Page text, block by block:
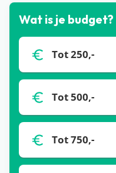
Wat is je budget?
Tot 250,-
Tot 500,-
Tot 750,-